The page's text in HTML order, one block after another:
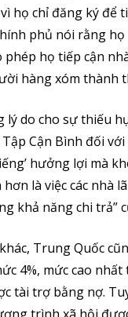
họ chỉ đăng ký để
phủ nói rằng
họ tiếp cận
hàng xóm thành
lý do cho sự thiếu
Cận Bình đối
hưởng lợi mà
là việc các nhà
khả năng chi trả”
Trung Quốc
4%, mức cao
tài trợ bằng nợ.